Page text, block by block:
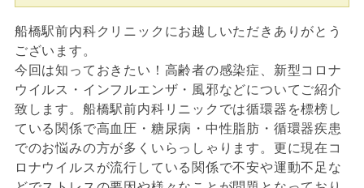
船橋駅前内科クリニックにお越しいただきありがとう
ございます。
今回は知っておきたい！高齢者の感染症、新型コロナ
ウイルス・インフルエンザ・風邪などについてご紹介
致します。船橋駅前内科リニックでは循環器を標榜し
ている関係で高血圧・糖尿病・中性脂肪・循環器疾患
でのお悩みの方が多くいらっしゃります。更に現在コ
ロナウイルスが流行している関係で不安や運動不足な